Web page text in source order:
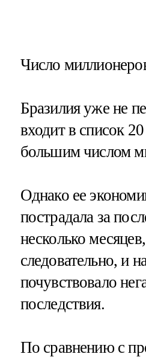
Число
Бразилия уже не
входит в список
большим числом
Однако ее
пострадала за
несколько
следовательно, и
почувствовало
последствия.
По сравнению с